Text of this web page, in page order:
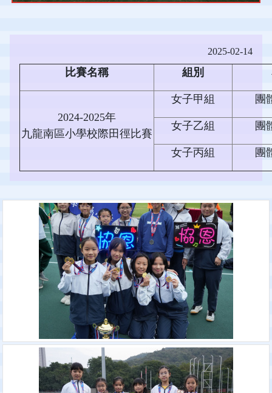
2025-02-14
比賽名稱 組別
2024-2025年
九龍南區小學校際田徑比賽
女子甲組 團
女子乙組 團
女子丙組 團